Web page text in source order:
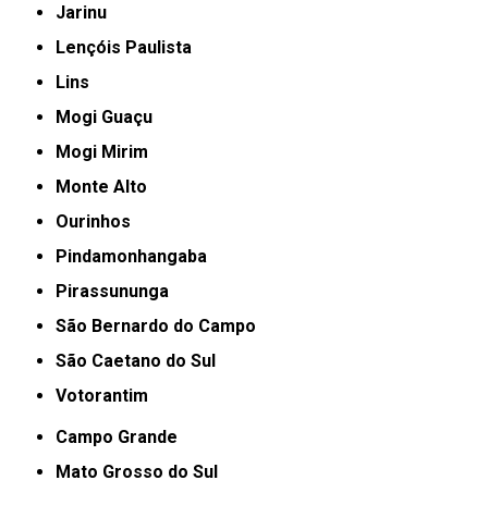
Jarinu
Lençóis Paulista
Lins
Mogi Guaçu
Mogi Mirim
Monte Alto
Ourinhos
Pindamonhangaba
Pirassununga
São Bernardo do Campo
São Caetano do Sul
Votorantim
Campo Grande
Mato Grosso do Sul